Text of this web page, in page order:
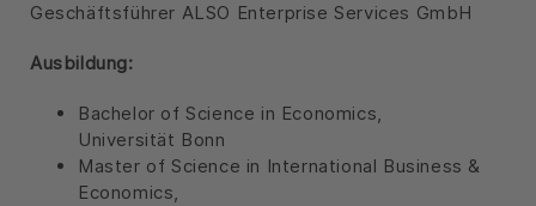
Geschäftsführer ALSO Enterprise Services GmbH
Ausbildung:
Bachelor of Science in Economics,
Universität Bonn
Master of Science in International Business &
Economics,